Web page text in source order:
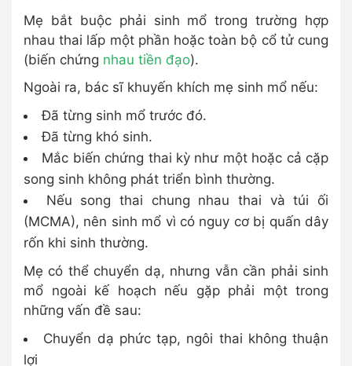
Mẹ bắt buộc phải sinh mổ trong trường hợp
nhau thai lấp một phần hoặc toàn bộ cổ tử cung
(biến chứng nhau tiền đạo).
Ngoài ra, bác sĩ khuyến khích mẹ sinh mổ nếu:
Đã từng sinh mổ trước đó.
Đã từng khó sinh.
Mắc biến chứng thai kỳ như một hoặc cả cặp
song sinh không phát triển bình thường.
Nếu song thai chung nhau thai và túi ối
(MCMA), nên sinh mổ vì có nguy cơ bị quấn dây
rốn khi sinh thường.
Mẹ có thể chuyển dạ, nhưng vẫn cần phải sinh
mổ ngoài kế hoạch nếu gặp phải một trong
những vấn đề sau:
Chuyển dạ phức tạp, ngôi thai không thuận
lợi